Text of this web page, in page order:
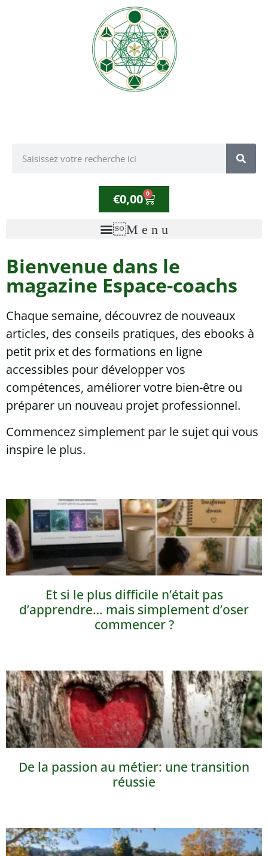
€0,00 0
Bienvenue dans le
magazine Espace-coachs
Chaque semaine, découvrez de nouveaux
articles, des conseils pratiques, des ebooks à
petit prix et des formations en ligne
accessibles pour développer vos
compétences, améliorer votre bien-être ou
préparer un nouveau projet professionnel.
Commencez simplement par le sujet qui vous
inspire le plus.
Et si le plus difficile n’était pas
d’apprendre… mais simplement d’oser
commencer ?
De la passion au métier: une transition
réussie